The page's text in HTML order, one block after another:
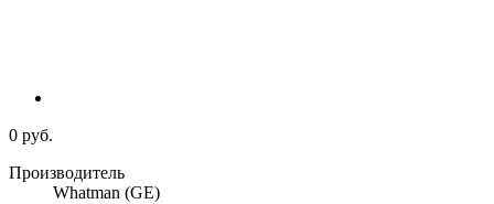
0 руб.
Производитель
Whatman (GE)